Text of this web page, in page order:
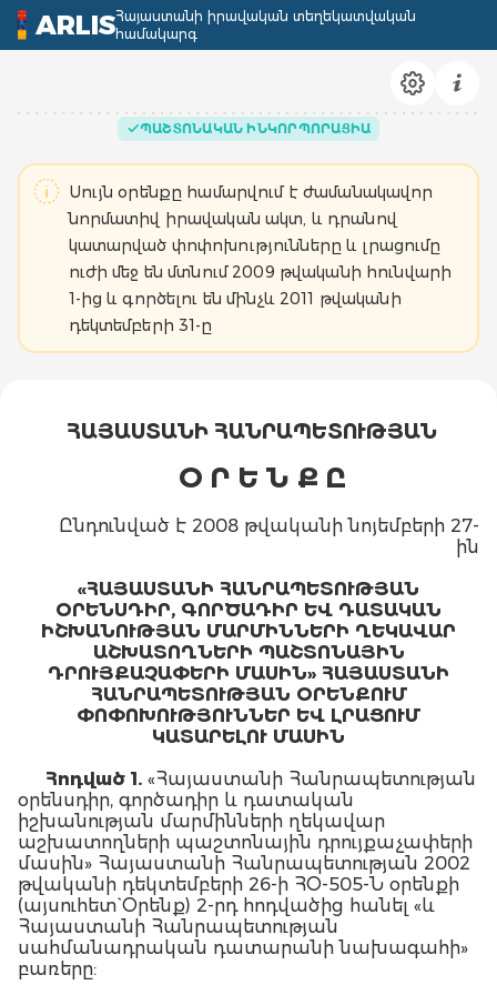
ARLISՀայաստանի իրավական տեղեկատվական
համակարգ
ՊԱՇՏՈՆԱԿԱՆ ԻՆԿՈՐՊՈՐԱՑԻԱ
Սույն օրենքը համարվում է ժամանակավոր
նորմատիվ իրավական ակտ, և դրանով
կատարված փոփոխությունները և լրացումը
ուժի մեջ են մտնում 2009 թվականի հունվարի
1-ից և գործելու են մինչև 2011 թվականի
դեկտեմբերի 31-ը
ՀԱՅԱՍՏԱՆԻ ՀԱՆՐԱՊԵՏՈՒԹՅԱՆ
Օ Ր Ե Ն Ք Ը
Ընդունված է 2008 թվականի նոյեմբերի 27-
ին
«ՀԱՅԱՍՏԱՆԻ ՀԱՆՐԱՊԵՏՈՒԹՅԱՆ
ՕՐԵՆՍԴԻՐ, ԳՈՐԾԱԴԻՐ ԵՎ ԴԱՏԱԿԱՆ
ԻՇԽԱՆՈՒԹՅԱՆ ՄԱՐՄԻՆՆԵՐԻ ՂԵԿԱՎԱՐ
ԱՇԽԱՏՈՂՆԵՐԻ ՊԱՇՏՈՆԱՅԻՆ
ԴՐՈՒՅՔԱՉԱՓԵՐԻ ՄԱՍԻՆ» ՀԱՅԱՍՏԱՆԻ
ՀԱՆՐԱՊԵՏՈՒԹՅԱՆ ՕՐԵՆՔՈՒՄ
ՓՈՓՈԽՈՒԹՅՈՒՆՆԵՐ ԵՎ ԼՐԱՑՈՒՄ
ԿԱՏԱՐԵԼՈՒ ՄԱՍԻՆ
Հոդված 1. «Հայաստանի Հանրապետության
օրենսդիր, գործադիր և դատական
իշխանության մարմինների ղեկավար
աշխատողների պաշտոնային դրույքաչափերի
մասին» Հայաստանի Հանրապետության 2002
թվականի դեկտեմբերի 26-ի ՀՕ-505-Ն օրենքի
(այսուհետ` Օրենք) 2-րդ հոդվածից հանել «և
Հայաստանի Հանրապետության
սահմանադրական դատարանի նախագահի»
բառերը: